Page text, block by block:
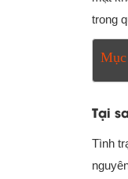
trong
Tại
Tình